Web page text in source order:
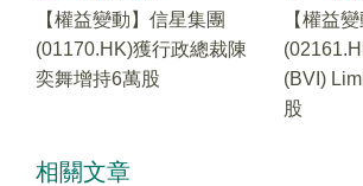
【權益變動】信星集團
(01170.HK)獲行政總裁陳
奕舞增持6萬股
【權益
(BVI)
股
相關文章